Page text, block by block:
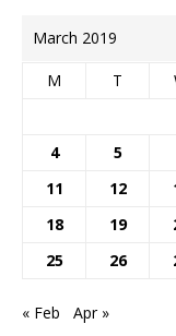
March 2019
M T
4
5
11
12
18
19
25
26
« Feb Apr »